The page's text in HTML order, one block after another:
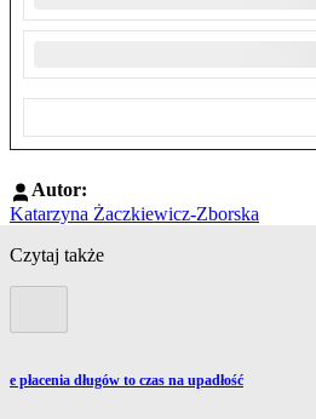
Autor:
Katarzyna Żaczkiewicz-Zborska
Czytaj także
płacenia długów to czas na upadłość